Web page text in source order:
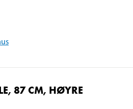
87 CM, HØYRE